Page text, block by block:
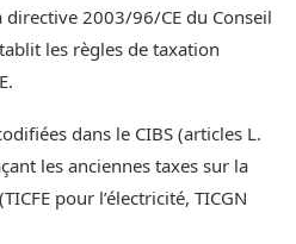
directive 2003/96/CE du Conseil
les règles de taxation
dans le CIBS (articles L.
les anciennes taxes sur la
pour l’électricité, TICGN